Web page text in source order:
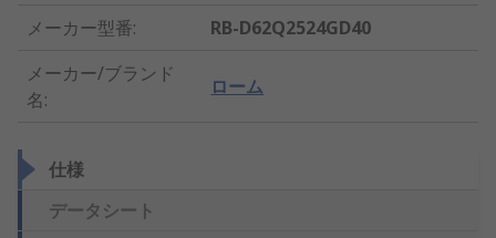
メーカー型番:
RB-D62Q2524GD40
メーカー/ブランド
名:
ローム
仕様
データシート